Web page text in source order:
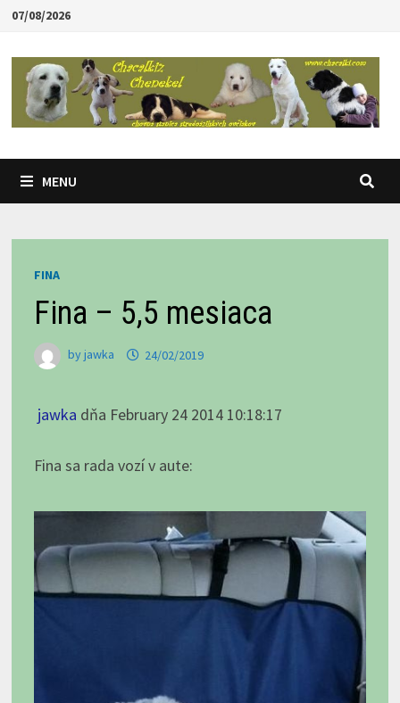
Skip
content
07/08/2026
MENU
FINA
Fina – 5,5 mesiaca
byjawka 24/02/2019
jawka dňa February 24 2014 10:18:17
Fina sa rada vozí v aute: